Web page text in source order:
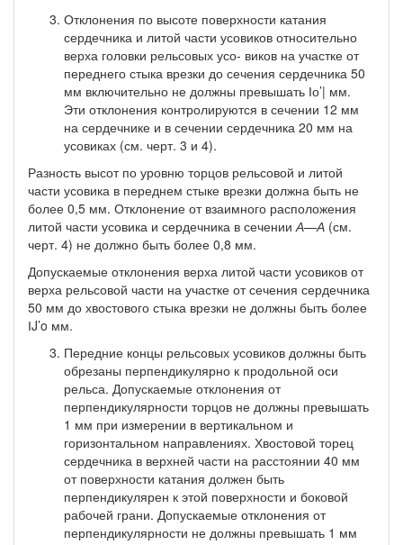
Отклонения по высоте поверхности катания
сердечника и литой части усовиков относительно
верха головки рельсовых усо- виков на участке от
переднего стыка врезки до сечения сердеч­ника 50
мм включительно не должны превышать Іо’| мм.
Эти отклонения контролируются в сечении 12 мм
на сердечнике и в сечении сердечника 20 мм на
усовиках (см. черт. 3 и 4).
Разность высот по уровню торцов рельсовой и литой
части усовика в переднем стыке врезки должна быть не
более 0,5 мм. Отклонение от взаимного расположения
литой части усовика и сердечника в сечении А—А (см.
черт. 4) не должно быть более 0,8 мм.
Допускаемые отклонения верха литой части усовиков от
верха рельсовой части на участке от сечения сердечника
50 мм до хвос­тового стыка врезки не должны быть более
ІJ’o мм.
Передние концы рельсовых усовиков должны быть
обреза­ны перпендикулярно к продольной оси
рельса. Допускаемые отк­лонения от
перпендикулярности торцов не должны превышать
1 мм при измерении в вертикальном и
горизонтальном направле­ниях. Хвостовой торец
сердечника в верхней части на расстоянии 40 мм
от поверхности катания должен быть
перпендикулярен к этой поверхности и боковой
рабочей грани. Допускаемые откло­нения от
перпендикулярности не должны превышать 1 мм